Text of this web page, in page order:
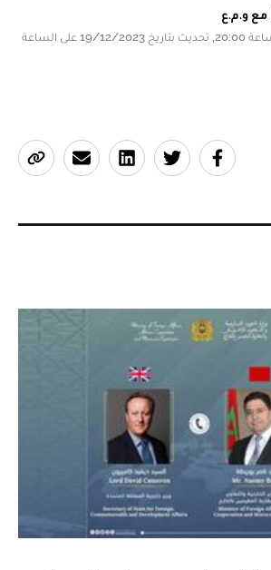
في 19/12/2023 على الساعة 20:00, تحديث بتاريخ 19/12/2023 على الساعة